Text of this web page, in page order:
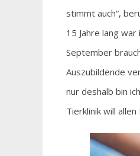
stimmt auch“,
15 Jahre lang
September
Auszubildende
nur deshalb bin
Tierklinik will